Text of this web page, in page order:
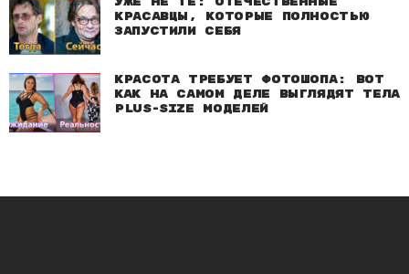
красавцы, которые полностью
запустили себя
Красота требует фотошопа: Вот
как на самом деле выглядят тела
plus-size моделей